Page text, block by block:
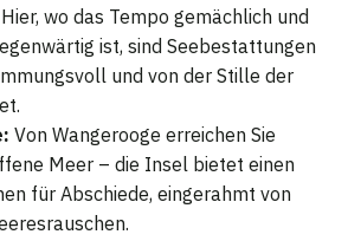
Hier, wo das Tempo gemächlich und
ist, sind Seebestattungen
und von der Stille der
Von Wangerooge erreichen Sie
Meer – die Insel bietet einen
für Abschiede, eingerahmt von